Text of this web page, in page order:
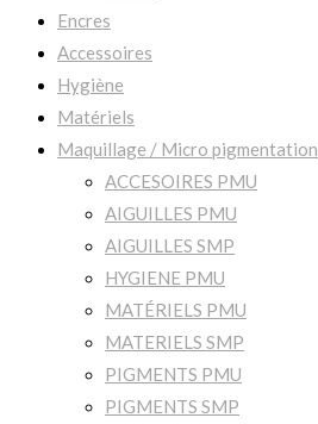
Encres
Accessoires
Hygiène
Matériels
Maquillage / Micro pigmentation
ACCESOIRES PMU
AIGUILLES PMU
AIGUILLES SMP
HYGIENE PMU
MATÉRIELS PMU
MATERIELS SMP
PIGMENTS PMU
PIGMENTS SMP